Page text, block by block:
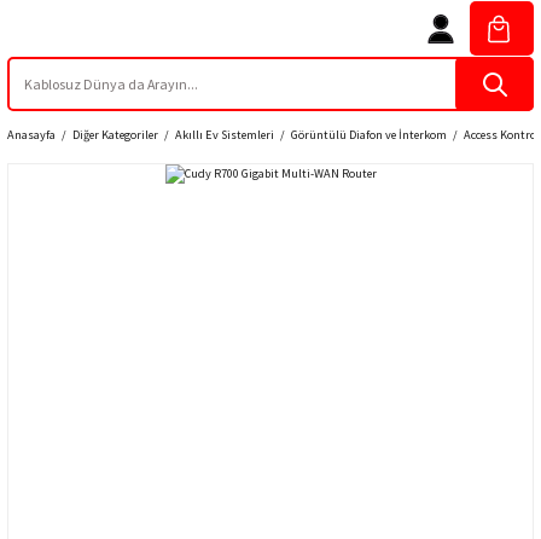
Anasayfa Diğer Kategoriler Akıllı Ev Sistemleri Görüntülü Diafon ve İnterkom Access Kontrol